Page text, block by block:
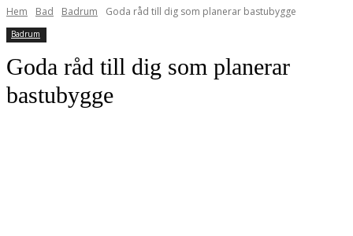
Hem Bad Badrum Goda råd till dig som planerar bastubygge
Badrum
Goda råd till dig som planerar
bastubygge